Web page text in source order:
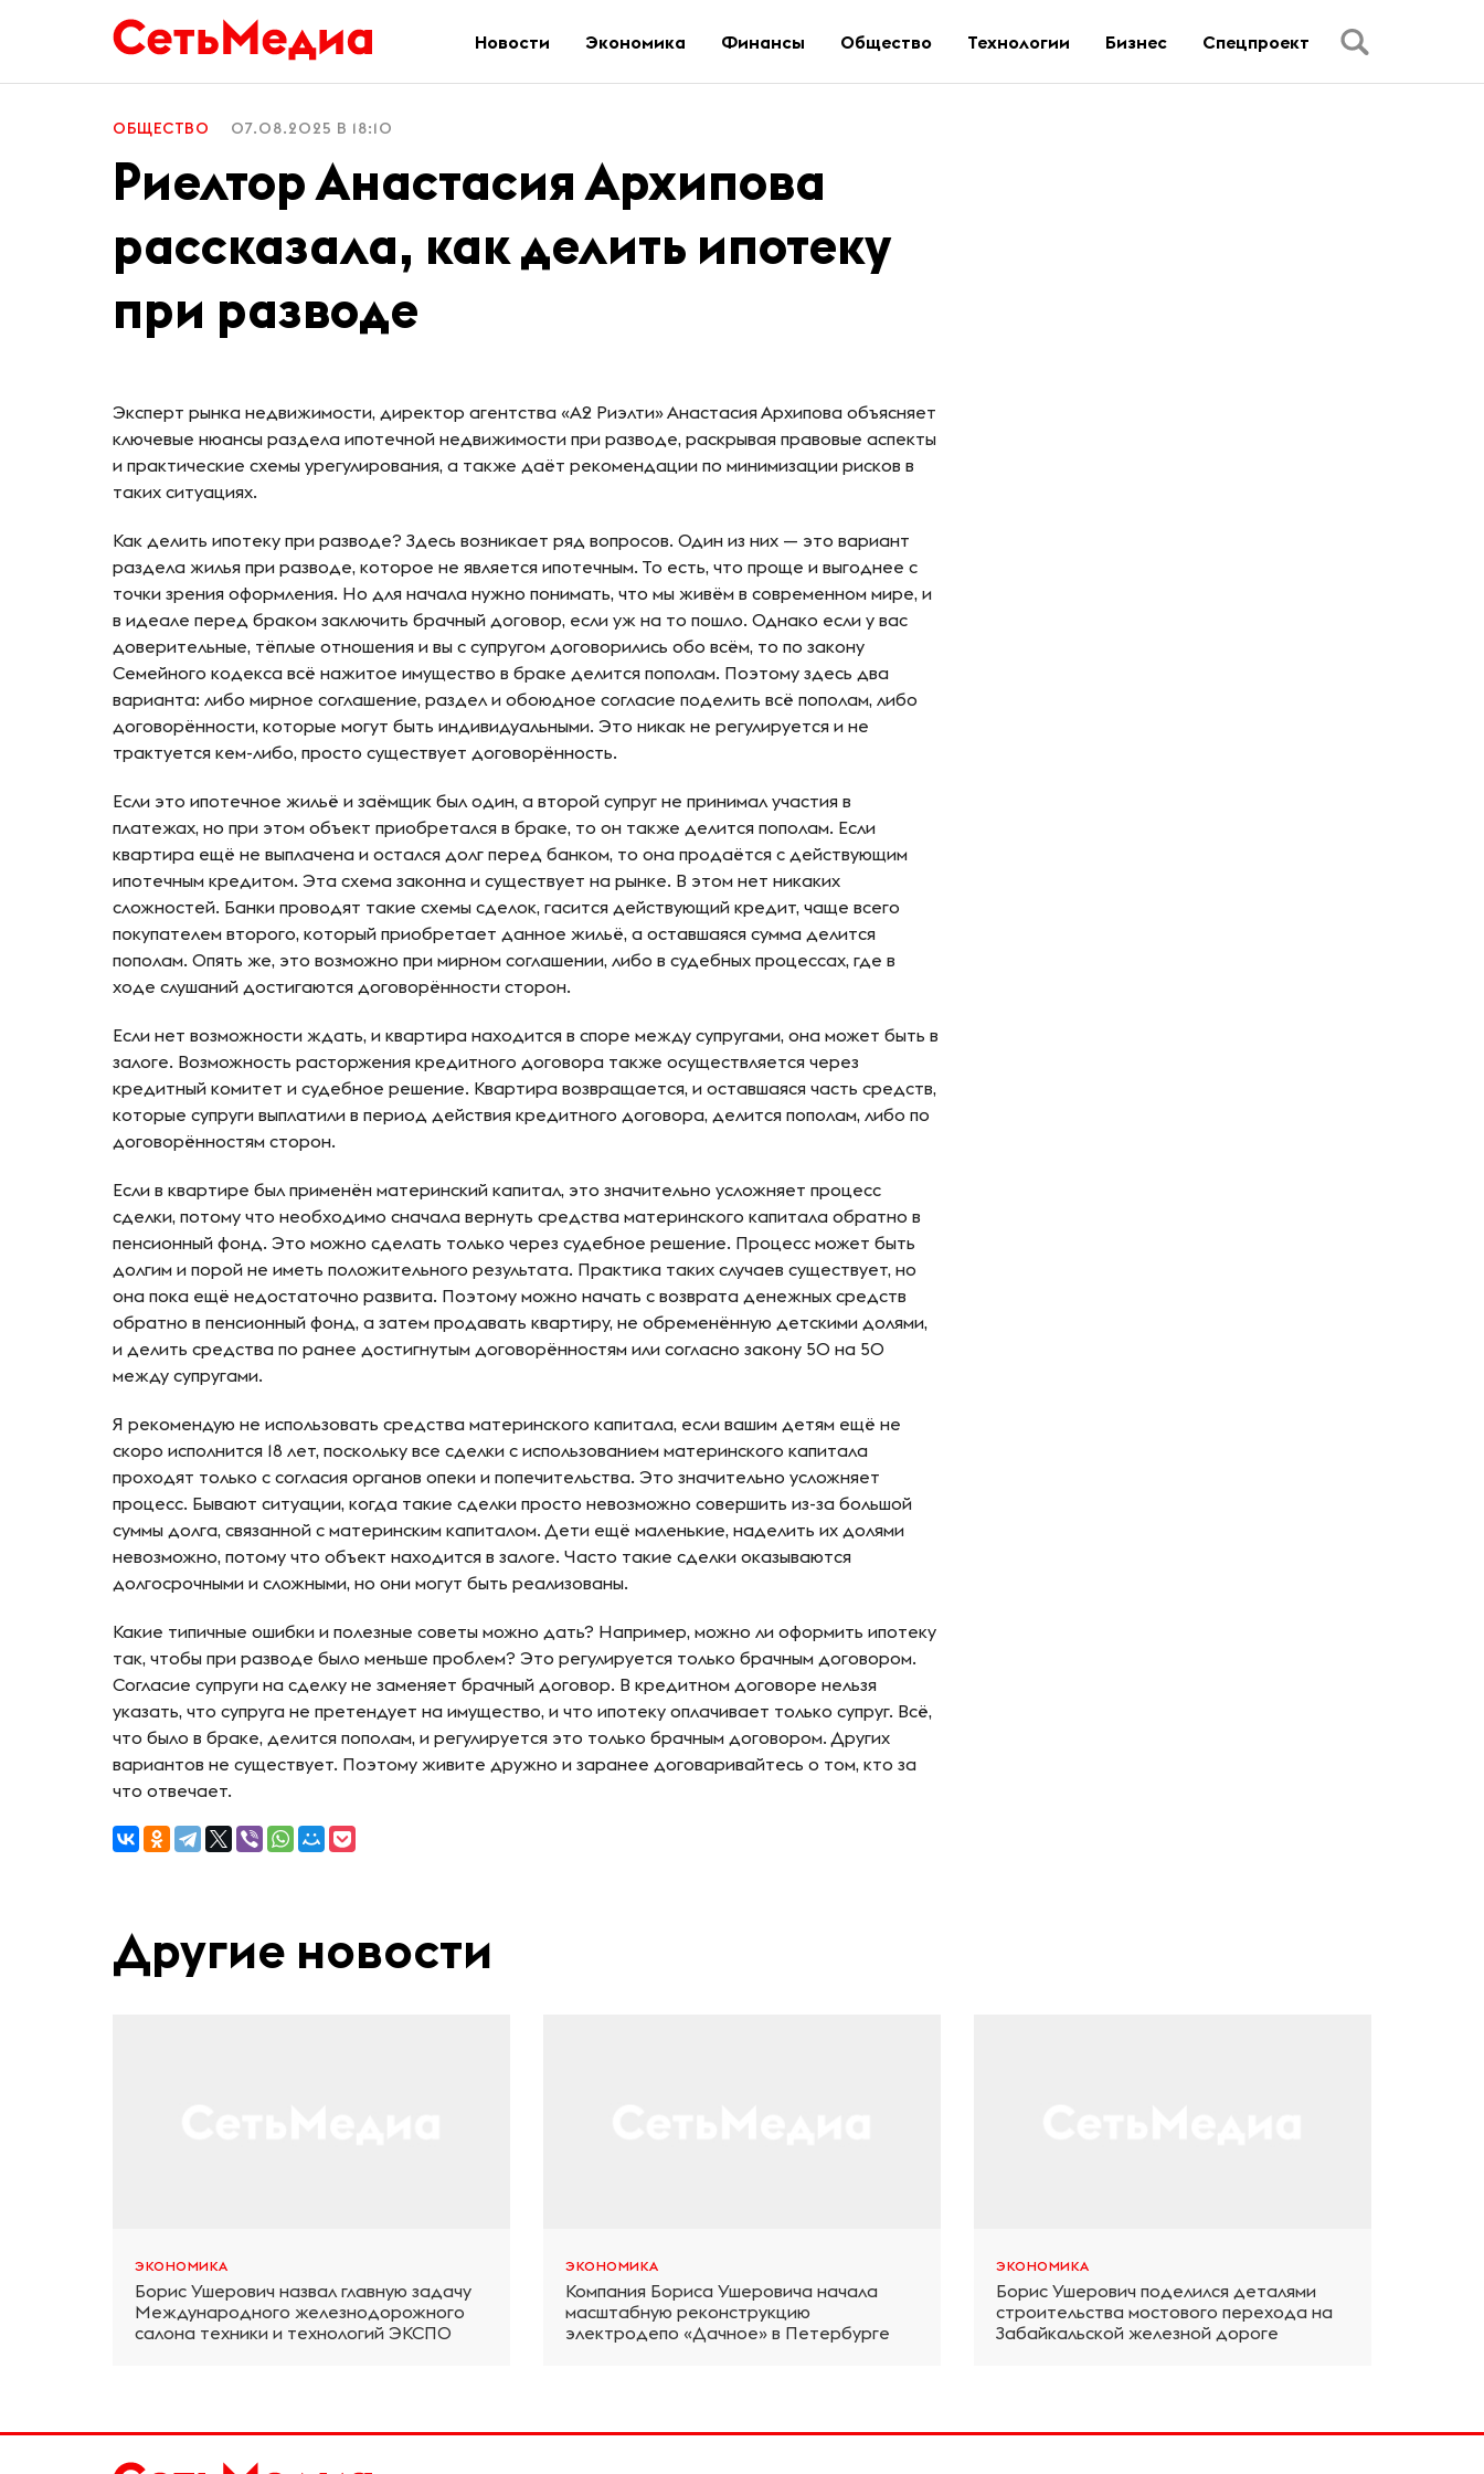
Новости Экономика Финансы Общество Технологии Бизнес Спецпроект
ОБЩЕСТВО 07.08.2025 В 18:10
Риелтор Анастасия Архипова
рассказала, как делить ипотеку
при разводе
Эксперт рынка недвижимости, директор агентства «А2 Риэлти» Анастасия Архипова объясняет
ключевые нюансы раздела ипотечной недвижимости при разводе, раскрывая правовые аспекты
и практические схемы урегулирования, а также даёт рекомендации по минимизации рисков в
таких ситуациях.
Как делить ипотеку при разводе? Здесь возникает ряд вопросов. Один из них — это вариант
раздела жилья при разводе, которое не является ипотечным. То есть, что проще и выгоднее с
точки зрения оформления. Но для начала нужно понимать, что мы живём в современном мире, и
в идеале перед браком заключить брачный договор, если уж на то пошло. Однако если у вас
доверительные, тёплые отношения и вы с супругом договорились обо всём, то по закону
Семейного кодекса всё нажитое имущество в браке делится пополам. Поэтому здесь два
варианта: либо мирное соглашение, раздел и обоюдное согласие поделить всё пополам, либо
договорённости, которые могут быть индивидуальными. Это никак не регулируется и не
трактуется кем-либо, просто существует договорённость.
Если это ипотечное жильё и заёмщик был один, а второй супруг не принимал участия в
платежах, но при этом объект приобретался в браке, то он также делится пополам. Если
квартира ещё не выплачена и остался долг перед банком, то она продаётся с действующим
ипотечным кредитом. Эта схема законна и существует на рынке. В этом нет никаких
сложностей. Банки проводят такие схемы сделок, гасится действующий кредит, чаще всего
покупателем второго, который приобретает данное жильё, а оставшаяся сумма делится
пополам. Опять же, это возможно при мирном соглашении, либо в судебных процессах, где в
ходе слушаний достигаются договорённости сторон.
Если нет возможности ждать, и квартира находится в споре между супругами, она может быть в
залоге. Возможность расторжения кредитного договора также осуществляется через
кредитный комитет и судебное решение. Квартира возвращается, и оставшаяся часть средств,
которые супруги выплатили в период действия кредитного договора, делится пополам, либо по
договорённостям сторон.
Если в квартире был применён материнский капитал, это значительно усложняет процесс
сделки, потому что необходимо сначала вернуть средства материнского капитала обратно в
пенсионный фонд. Это можно сделать только через судебное решение. Процесс может быть
долгим и порой не иметь положительного результата. Практика таких случаев существует, но
она пока ещё недостаточно развита. Поэтому можно начать с возврата денежных средств
обратно в пенсионный фонд, а затем продавать квартиру, не обременённую детскими долями,
и делить средства по ранее достигнутым договорённостям или согласно закону 50 на 50
между супругами.
Я рекомендую не использовать средства материнского капитала, если вашим детям ещё не
скоро исполнится 18 лет, поскольку все сделки с использованием материнского капитала
проходят только с согласия органов опеки и попечительства. Это значительно усложняет
процесс. Бывают ситуации, когда такие сделки просто невозможно совершить из-за большой
суммы долга, связанной с материнским капиталом. Дети ещё маленькие, наделить их долями
невозможно, потому что объект находится в залоге. Часто такие сделки оказываются
долгосрочными и сложными, но они могут быть реализованы.
Какие типичные ошибки и полезные советы можно дать? Например, можно ли оформить ипотеку
так, чтобы при разводе было меньше проблем? Это регулируется только брачным договором.
Согласие супруги на сделку не заменяет брачный договор. В кредитном договоре нельзя
указать, что супруга не претендует на имущество, и что ипотеку оплачивает только супруг. Всё,
что было в браке, делится пополам, и регулируется это только брачным договором. Других
вариантов не существует. Поэтому живите дружно и заранее договаривайтесь о том, кто за
что отвечает.
Другие новости
ЭКОНОМИКА
Борис Ушерович назвал главную задачу
Международного железнодорожного
салона техники и технологий ЭКСПО
ЭКОНОМИКА
Компания Бориса Ушеровича начала
масштабную реконструкцию
электродепо «Дачное» в Петербурге
ЭКОНОМИКА
Борис Ушерович поделился деталями
строительства мостового перехода на
Забайкальской железной дороге